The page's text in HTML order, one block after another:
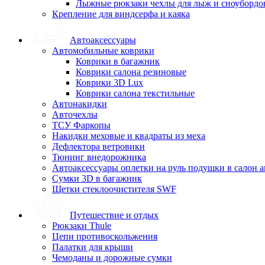
Лыжные рюкзаки чехлы для лыж и
Крепление для виндсерфа и каяка
Автоаксессуары
Автомобильные коврики
Коврики в багажник
Коврики салона резиновые
Коврики 3D Lux
Коврики салона текстильные
Автонакидки
Авточехлы
ТСУ Фаркопы
Накидки меховые и квадраты из меха
Дефлектора ветровики
Тюнинг внедорожника
Автоаксессуары оплетки на руль подушки в салон
Сумки 3D в багажник
Щетки стеклоочистителя SWF
Путешествие и отдых
Рюкзаки Thule
Цепи противоскольжения
Палатки для крыши
Чемоданы и дорожные сумки